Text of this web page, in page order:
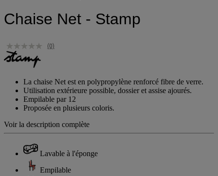
Chaise Net - Stamp
(0)
La chaise Net est en polypropylène renforcé fibre de verre.
Utilisation extérieure possible, dossier et assise ajourés.
Empilable par 12
Proposée en plusieurs coloris.
Voir la description complète
Lavable à l'éponge
Empilable